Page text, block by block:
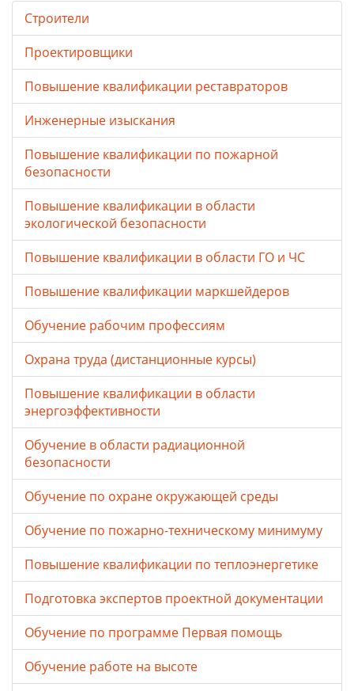
Строители
Проектировщики
Повышение квалификации реставраторов
Инженерные изыскания
Повышение квалификации по пожарной
безопасности
Повышение квалификации в области
экологической безопасности
Повышение квалификации в области ГО и ЧС
Повышение квалификации маркшейдеров
Обучение рабочим профессиям
Охрана труда (дистанционные курсы)
Повышение квалификации в области
энергоэффективности
Обучение в области радиационной
безопасности
Обучение по охране окружающей среды
Обучение по пожарно-техническому минимуму
Повышение квалификации по теплоэнергетике
Подготовка экспертов проектной документации
Обучение по программе Первая помощь
Обучение работе на высоте